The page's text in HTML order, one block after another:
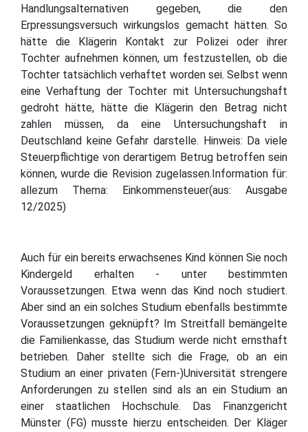
Handlungsalternativen gegeben, die den
Erpressungsversuch wirkungslos gemacht hätten. So
hätte die Klägerin Kontakt zur Polizei oder ihrer
Tochter aufnehmen können, um festzustellen, ob die
Tochter tatsächlich verhaftet worden sei. Selbst wenn
eine Verhaftung der Tochter mit Untersuchungshaft
gedroht hätte, hätte die Klägerin den Betrag nicht
zahlen müssen, da eine Untersuchungshaft in
Deutschland keine Gefahr darstelle. Hinweis: Da viele
Steuerpflichtige von derartigem Betrug betroffen sein
können, wurde die Revision zugelassen.Information für:
allezum Thema: Einkommensteuer(aus: Ausgabe
12/2025)
Auch für ein bereits erwachsenes Kind können Sie noch
Kindergeld erhalten - unter bestimmten
Voraussetzungen. Etwa wenn das Kind noch studiert.
Aber sind an ein solches Studium ebenfalls bestimmte
Voraussetzungen geknüpft? Im Streitfall bemängelte
die Familienkasse, das Studium werde nicht ernsthaft
betrieben. Daher stellte sich die Frage, ob an ein
Studium an einer privaten (Fern-)Universität strengere
Anforderungen zu stellen sind als an ein Studium an
einer staatlichen Hochschule. Das Finanzgericht
Münster (FG) musste hierzu entscheiden. Der Kläger